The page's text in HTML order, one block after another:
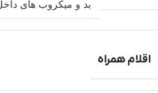
بد و میکروب های
اقلام همراه